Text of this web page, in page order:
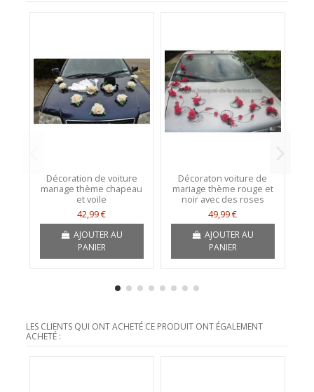
Décoration de voiture
mariage thème chapeau
et voile
42,99 €
AJOUTER AU
PANIER
Décoraton voiture de
mariage thème rouge et
noir avec des roses
49,99 €
AJOUTER AU
PANIER
LES CLIENTS QUI ONT ACHETÉ CE PRODUIT ONT ÉGALEMENT
ACHETÉ :